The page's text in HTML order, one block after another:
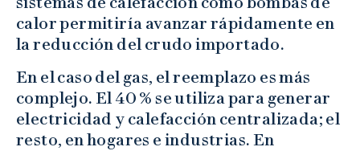
calor permitiría avanzar rápidamente en
la reducción del crudo importado.
En el caso del gas, el reemplazo es más
complejo. El 40 % se utiliza para generar
electricidad y calefacción centralizada; el
resto, en hogares e industrias. En